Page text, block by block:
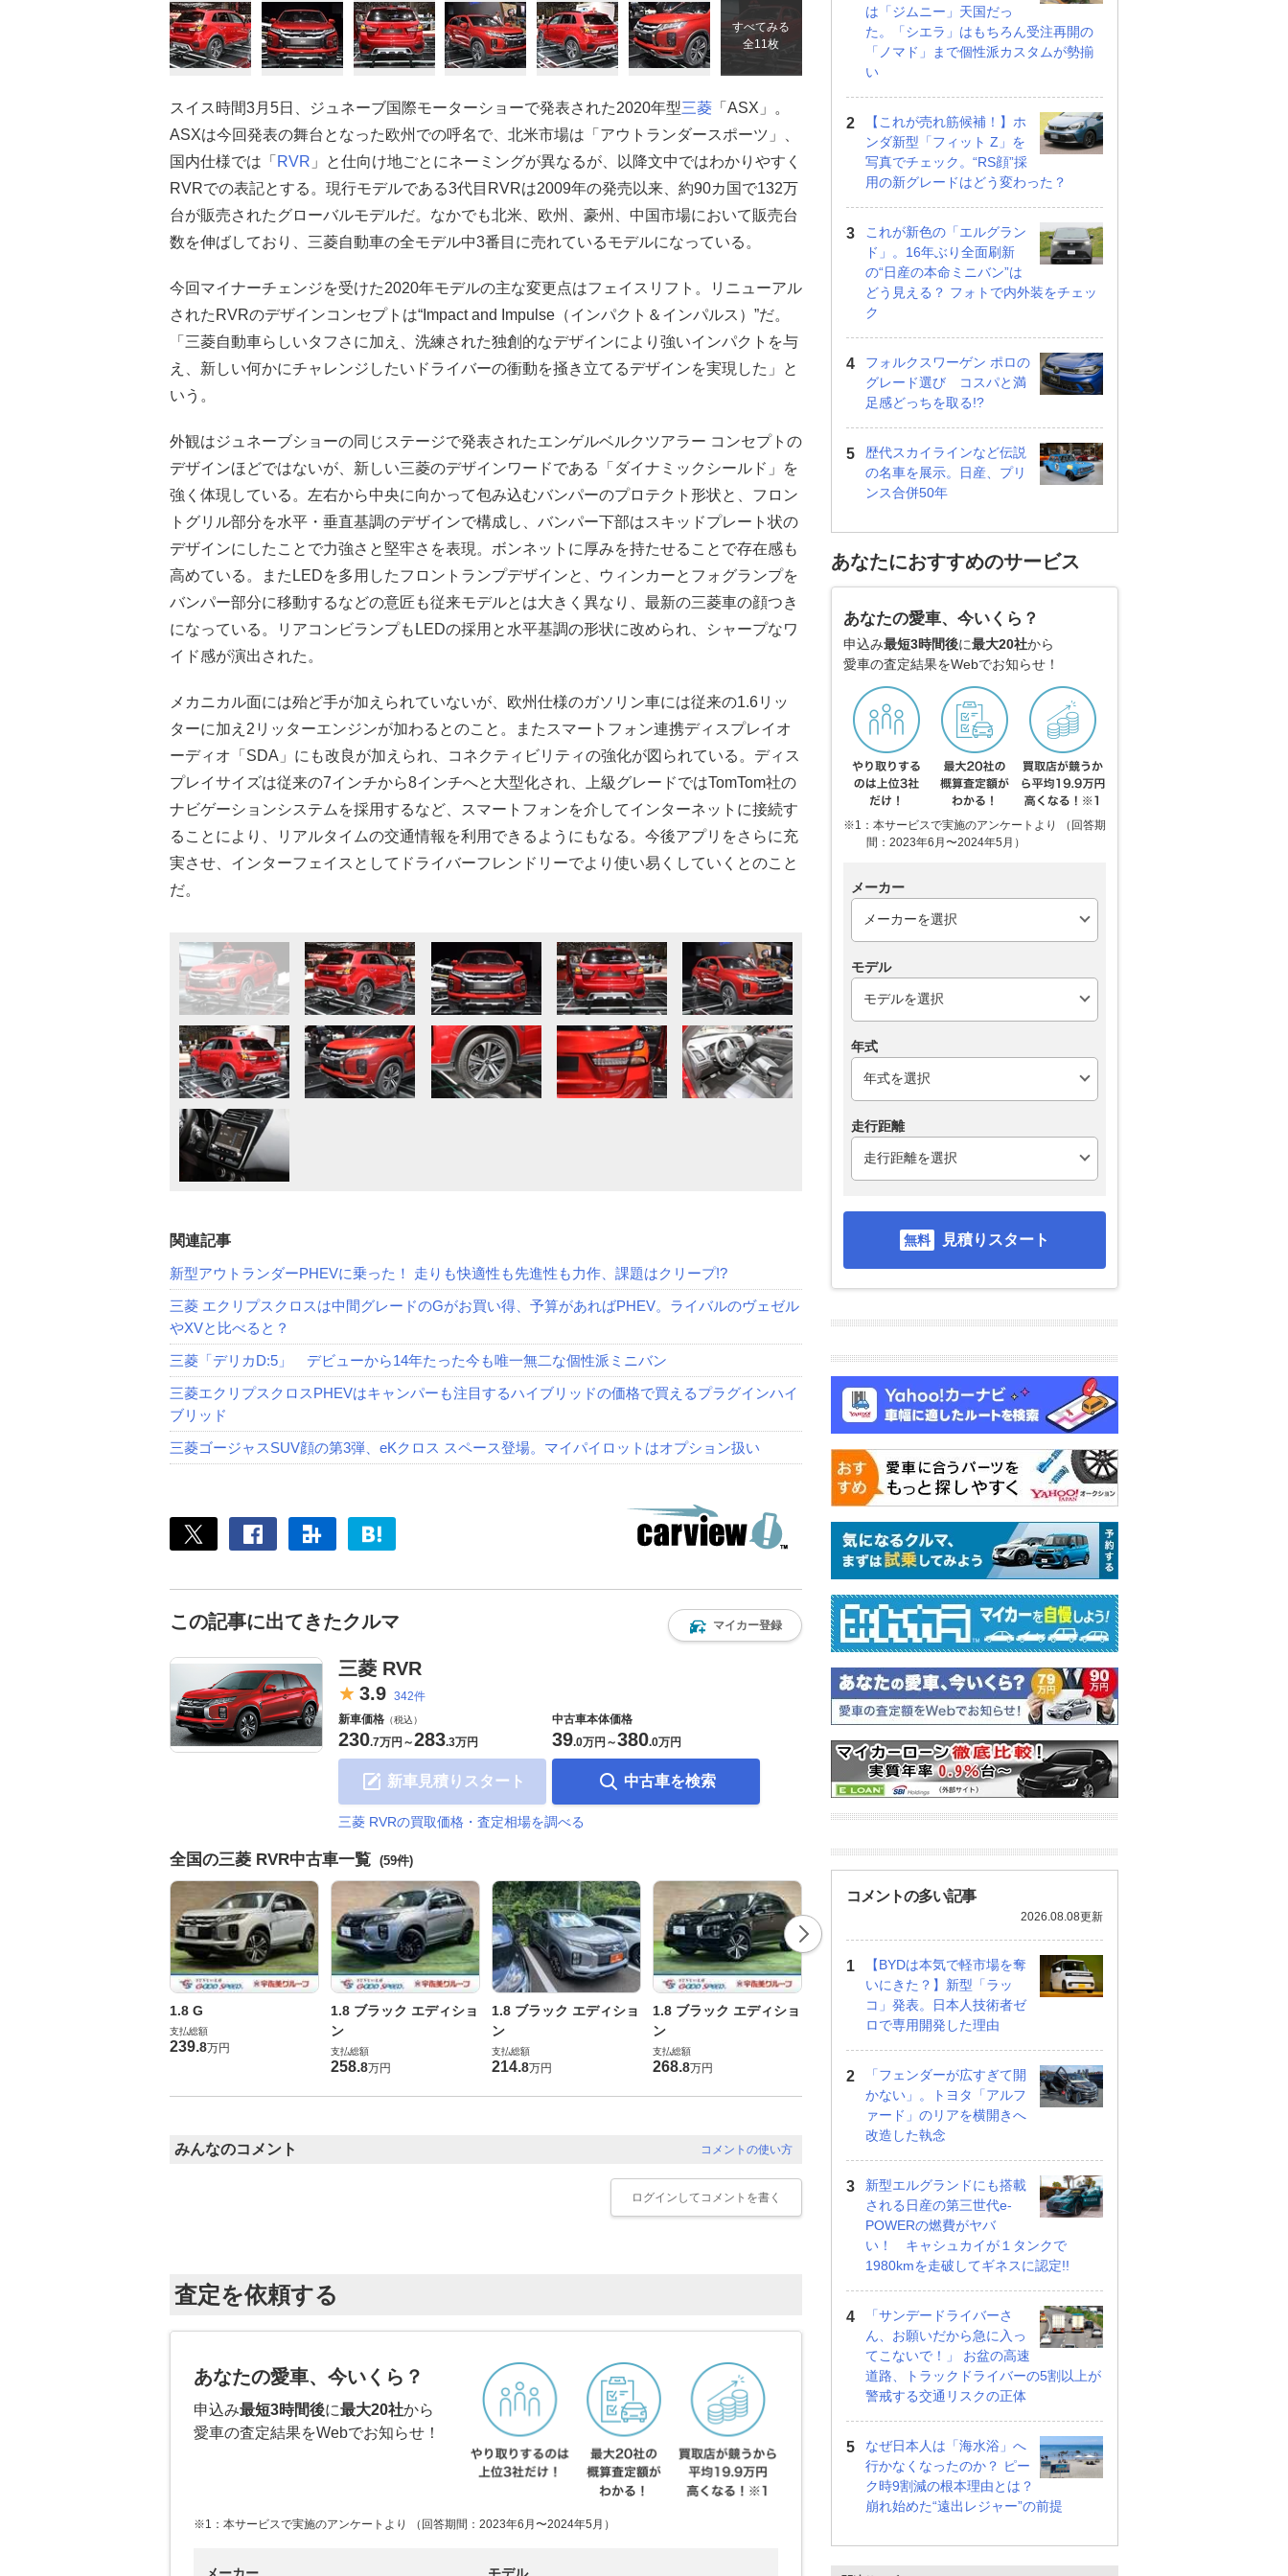
すべてみる
全11枚
スイス時間3月5日、ジュネーブ国際モーターショーで発表された2020年型三菱 「ASX」。
ASXは今回発表の舞台となった欧州での呼名で、北米市場は「アウトランダースポーツ」、
国内仕様では「 RVR 」と仕向け地ごとにネーミングが異なるが、以降文中ではわかりやすく
RVRでの表記とする。現行モデルである3代目RVRは2009年の発売以来、約90カ国で132万
台が販売されたグローバルモデルだ。なかでも北米、欧州、豪州、中国市場において販売台
数を伸ばしており、三菱自動車の全モデル中3番目に売れているモデルになっている。
今回マイナーチェンジを受けた2020年モデルの主な変更点はフェイスリフト。リニューアル
されたRVRのデザインコンセプトは“Impact and Impulse（インパクト＆インパルス）”だ。
「三菱自動車らしいタフさに加え、洗練された独創的なデザインにより強いインパクトを与
え、新しい何かにチャレンジしたいドライバーの衝動を掻き立てるデザインを実現した」と
いう。
外観はジュネーブショーの同じステージで発表されたエンゲルベルクツアラー コンセプトの
デザインほどではないが、新しい三菱のデザインワードである「ダイナミックシールド」を
強く体現している。左右から中央に向かって包み込むバンパーのプロテクト形状と、フロン
トグリル部分を水平・垂直基調のデザインで構成し、バンパー下部はスキッドプレート状の
デザインにしたことで力強さと堅牢さを表現。ボンネットに厚みを持たせることで存在感も
高めている。またLEDを多用したフロントランプデザインと、ウィンカーとフォグランプを
バンパー部分に移動するなどの意匠も従来モデルとは大きく異なり、最新の三菱車の顔つき
になっている。リアコンビランプもLEDの採用と水平基調の形状に改められ、シャープなワ
イド感が演出された。
メカニカル面には殆ど手が加えられていないが、欧州仕様のガソリン車には従来の1.6リッ
ターに加え2リッターエンジンが加わるとのこと。またスマートフォン連携ディスプレイオ
ーディオ「SDA」にも改良が加えられ、コネクティビリティの強化が図られている。ディス
プレイサイズは従来の7インチから8インチへと大型化され、上級グレードではTomTom社の
ナビゲーションシステムを採用するなど、スマートフォンを介してインターネットに接続す
ることにより、リアルタイムの交通情報を利用できるようにもなる。今後アプリをさらに充
実させ、インターフェイスとしてドライバーフレンドリーでより使い易くしていくとのこと
だ。
関連記事
新型アウトランダーPHEVに乗った！ 走りも快適性も先進性も力作、課題はクリープ!?
三菱 エクリプスクロスは中間グレードのGがお買い得、予算があればPHEV。ライバルのヴェゼル
やXVと比べると？
三菱「デリカD:5」 デビューから14年たった今も唯一無二な個性派ミニバン
三菱エクリプスクロスPHEVはキャンパーも注目するハイブリッドの価格で買えるプラグインハイ
ブリッド
三菱ゴージャスSUV顔の第3弾、eKクロス スペース登場。マイパイロットはオプション扱い
この記事に出てきたクルマ マイカー登録
三菱 RVR
3.9 342件
新車価格 （税込）
230.7万円 ～283.3万円
新車見積りスタート
中古車本体価格
39.0万円 ～380.0万円
中古車を検索
三菱 RVRの買取価格・査定相場を調べる
全国の三菱 RVR中古車一覧 (59件)
1.8 G
支払総額
239.8万円
1.8 ブラック エディショ
ン
支払総額
258.8万円
1.8 ブラック エディショ
ン
支払総額
214.8万円
1.8 ブラック エディショ
ン
支払総額
268.8万円
1.8 ブラック エディショ
ン 4WD
コメントの使い方
みんなのコメント
ログイン してコメントを書く
査定を依頼する
あなたの愛車、今いくら？
申込み最短3時間後に最大20社から
愛車の査定結果をWebでお知らせ！
※1：本サービスで実施のアンケートより （回答期間：2023年6月〜2024年5月）
メーカー モデル
は「ジムニー」天国だっ
た。「シエラ」はもちろん受注再開の
「ノマド」まで個性派カスタムが勢揃
い
【これが売れ筋候補！】ホ
ンダ新型「フィット Z」を
写真でチェック。“RS顔”採
用の新グレードはどう変わった？
これが新色の「エルグラン
ド」。16年ぶり全面刷新
の“日産の本命ミニバン”は
どう見える？ フォトで内外装をチェッ
ク
フォルクスワーゲン ポロの
グレード選び コスパと満
足感どっちを取る!?
歴代スカイラインなど伝説
の名車を展示。日産、プリ
ンス合併50年
あなたにおすすめのサービス
あなたの愛車、今いくら？
申込み最短3時間後に最大20社から
愛車の査定結果をWebでお知らせ！
※1：本サービスで実施のアンケートより （回答期
間：2023年6月〜2024年5月）
メーカー
モデル
年式
走行距離
見積りスタート
コメントの多い記事
2026.08.08更新
【BYDは本気で軽市場を奪
いにきた？】新型「ラッ
コ」発表。日本人技術者ゼ
ロで専用開発した理由
「フェンダーが広すぎて開
かない」。トヨタ「アルフ
ァード」のリアを横開きへ
改造した執念
新型エルグランドにも搭載
される日産の第三世代e-
POWERの燃費がヤバ
い！ キャシュカイが１タンクで
1980kmを走破してギネスに認定!!
「サンデードライバーさ
ん、お願いだから急に入っ
てこないで！」 お盆の高速
道路、トラックドライバーの5割以上が
警戒する交通リスクの正体
なぜ日本人は「海水浴」へ
行かなくなったのか？ ピー
ク時9割減の根本理由とは？
崩れ始めた“遠出レジャー”の前提